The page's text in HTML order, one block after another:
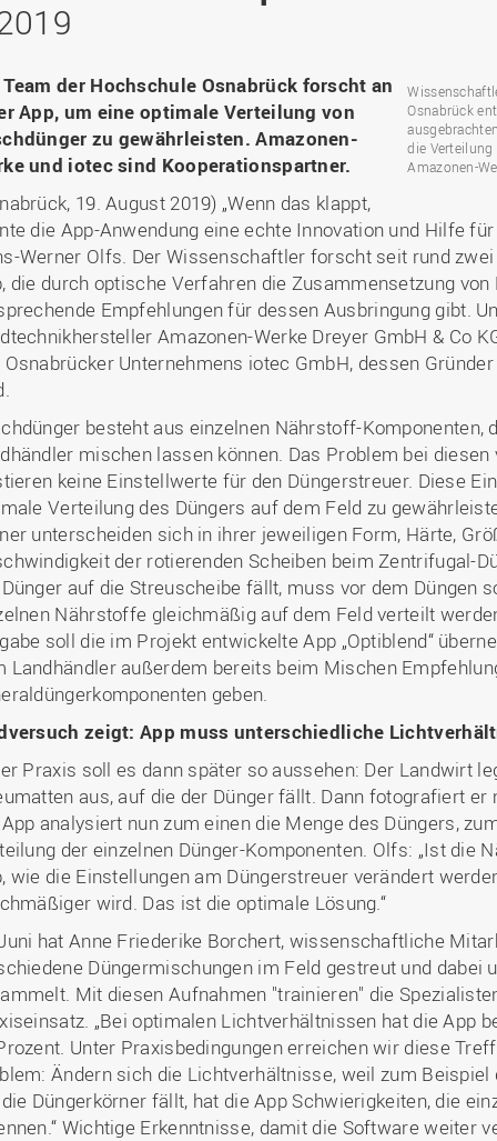
Winterprogramme
als Fremdsprache
Geflüchtete
internationaler
Talente (FIT) in Osnabrück
Glossar
Studienqualitätsmittel
Bibliothek
LearningCenter
Career Services
Forschungsgruppen und
Internationalisierung in der
Center
Hochschulbüro
Forschungsergebnisse
die Praxis
Transfer in die
Forschung und Transfer
Fördergesellschaft
Hochschulzentrum China
(HZC)
UAS7
Informatik (IuI)
Institut für Musik (IfM)
Kultur und
(MKT, Campus
Wirtschafts- und
Sozialwissenschaften
Bibliothek
Professional School
Amtsblatt
Personensuche
Osnabrück
die
Amazonen-
der Hochschule Osnabrück forscht an
App, um eine optimale Verteilung von
zu gewährleisten. Amazonen-
und iotec sind Kooperationspartner.
19. August 2019) „Wenn das klappt,
die App-Anwendung eine echte Innovation und Hilfe
Werner Olfs. Der Wissenschaftler forscht seit rund
die durch optische Verfahren die Zusammensetzung
Empfehlungen für dessen Ausbringung gibt.
Amazonen-Werke Dreyer GmbH & Co
Osnabrücker Unternehmens iotec GmbH, dessen
besteht aus einzelnen Nährstoff-Komponenten,
mischen lassen können. Das Problem bei
keine Einstellwerte für den Düngerstreuer. Diese
Verteilung des Düngers auf dem Feld zu
unterscheiden sich in ihrer jeweiligen Form, Härte,
der rotierenden Scheiben beim Zentrifugal-
auf die Streuscheibe fällt, muss vor dem Düngen
Nährstoffe gleichmäßig auf dem Feld verteilt
soll die im Projekt entwickelte App „Optiblend“
Landhändler außerdem bereits beim Mischen
geben.
zeigt: App muss unterschiedliche
Praxis soll es dann später so aussehen: Der Landwirt
aus, auf die der Dünger fällt. Dann fotografiert
analysiert nun zum einen die Menge des Düngers,
der einzelnen Dünger-Komponenten. Olfs: „Ist die
wie die Einstellungen am Düngerstreuer verändert
wird. Das ist die optimale Lösung.“
hat Anne Friederike Borchert, wissenschaftliche
Düngermischungen im Feld gestreut und dabei
Mit diesen Aufnahmen "trainieren" die
„Bei optimalen Lichtverhältnissen hat die App
Unter Praxisbedingungen erreichen wir diese
Ändern sich die Lichtverhältnisse, weil zum
Düngerkörner fällt, hat die App Schwierigkeiten, die
Wichtige Erkenntnisse, damit die Software weiter